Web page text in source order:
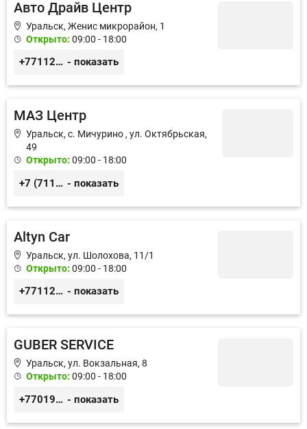
Авто Драйв Центр
Уральск, Женис микрорайон, 1
Открыто: 09:00 - 18:00
+77112227722 - показать
МАЗ Центр
Уральск, с. Мичурино , ул. Октябрьская,
49
Открыто: 09:00 - 18:00
+7 (7112) 27–33–34 - показать
Altyn Car
Уральск, ул. Шолохова, 11/1
Открыто: 09:00 - 18:00
+77112214646 - показать
GUBER SERVICE
Уральск, ул. Вокзальная, 8
Открыто: 09:00 - 18:00
+77019623618 - показать